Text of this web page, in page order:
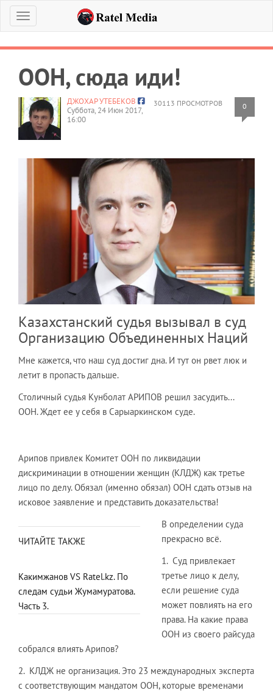
Меню
ООН, сюда иди!
30113 ПРОСМОТРОВ 0
ДЖОХАР УТЕБЕКОВ
Суббота, 24 Июн 2017,
16:00
Казахстанский судья вызывал в суд
Организацию Объединенных Наций
Мне кажется, что наш суд достиг дна. И тут он рвет люк и
летит в пропасть дальше.
Столичный судья Кунболат АРИПОВ решил засудить...
ООН. Ждет ее у себя в Сарыаркинском суде.
Арипов привлек Комитет ООН по ликвидации
дискриминации в отношении женщин (КЛДЖ) как третье
лицо по делу. Обязал (именно обязал) ООН сдать отзыв на
исковое заявление и представить доказательства!
ЧИТАЙТЕ ТАКЖЕ
Какимжанов VS Ratel.kz. По
следам судьи Жумамуратова.
Часть 3.
В определении суда
прекрасно всё.
1. Суд привлекает
третье лицо к делу,
если решение суда
может повлиять на его
права. На какие права
ООН из своего райсуда
собрался влиять Арипов?
2. КЛДЖ не организация. Это 23 международных эксперта
с соответствующим мандатом ООН, которые временами